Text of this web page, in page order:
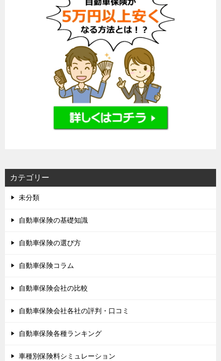
カテゴリー
未分類
自動車保険の基礎知識
自動車保険の選び方
自動車保険コラム
自動車保険会社の比較
自動車保険会社各社の評判・口コミ
自動車保険各種ランキング
車種別保険料シミュレーション